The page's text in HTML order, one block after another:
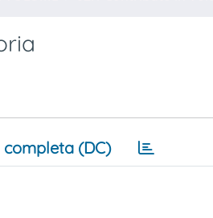
completa (DC)